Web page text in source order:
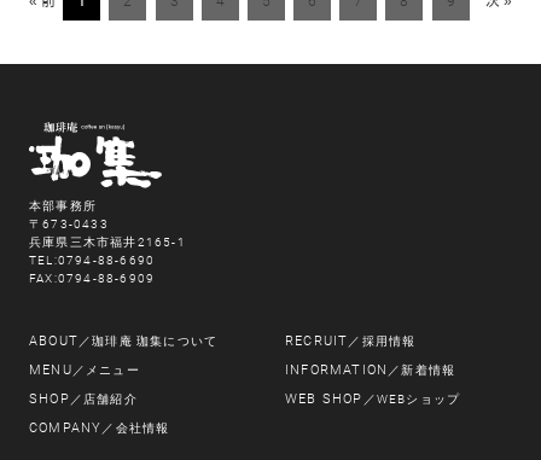
本部事務所
〒673-0433
兵庫県三木市福井2165-1
TEL:0794-88-6690
FAX:0794-88-6909
ABOUT ／珈琲庵 珈集について RECRUIT ／採用情報
MENU ／メニュー INFORMATION ／新着情報
SHOP ／店舗紹介 WEB SHOP ／WEBショップ
COMPANY ／会社情報